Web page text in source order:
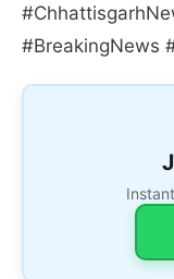
#BreakingNews